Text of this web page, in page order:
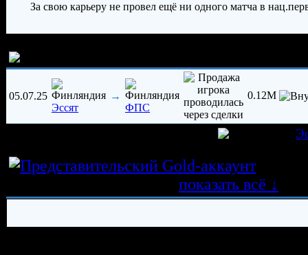
За свою карьеру не провел ещё ни одного матча в
05.07.25
Эссят
→
ФПС
0.12M
показать всё ↓